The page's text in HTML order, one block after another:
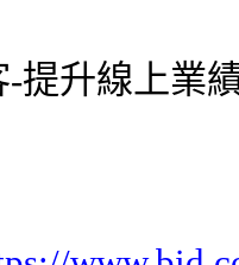
提升線上業